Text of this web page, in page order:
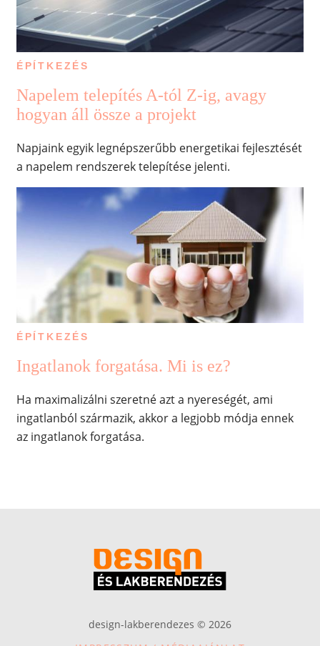
ÉPÍTKEZÉS
Napelem telepítés A-tól Z-ig, avagy
hogyan áll össze a projekt
Napjaink egyik legnépszerűbb energetikai fejlesztését
a napelem rendszerek telepítése jelenti.
ÉPÍTKEZÉS
Ingatlanok forgatása. Mi is ez?
Ha maximalizálni szeretné azt a nyereségét, ami
ingatlanból származik, akkor a legjobb módja ennek
az ingatlanok forgatása.
design-lakberendezes © 2026